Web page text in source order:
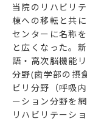
当院のリハビリ
棟への移転と共
センターに名称
と広くなった。
語・高次脳機能
分野(歯学部の摂
ビリ分野（呼吸
ーション分野を
リハビリテーシ